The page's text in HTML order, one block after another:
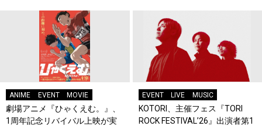
ANIME EVENT MOVIE
劇場アニメ『ひゃくえむ。』、
1周年記念リバイバル上映が実
EVENT LIVE MUSIC
KOTORI、主催フェス『TORI
ROCK FESTIVAL’26』出演者第1